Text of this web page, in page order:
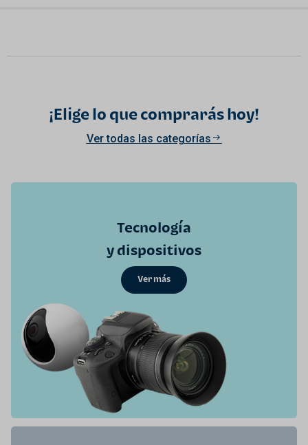
¡Elige lo que comprarás hoy!
Ver todas las categorías
Tecnología
y dispositivos
Ver más